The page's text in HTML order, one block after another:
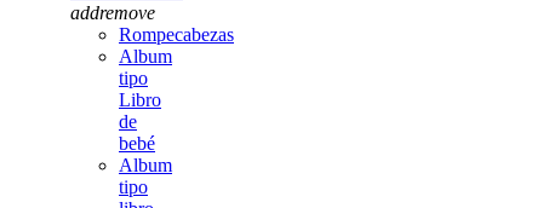
addremove
Rompecabezas
Album
tipo
Libro
de
bebé
Album
tipo